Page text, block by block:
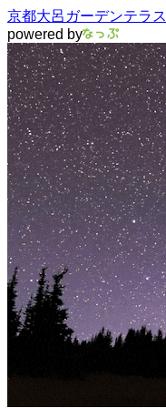
京都大呂ガーデンテラス
powered by